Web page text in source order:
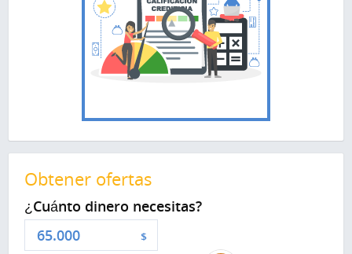
Obtener ofertas
¿Cuánto dinero necesitas?
$